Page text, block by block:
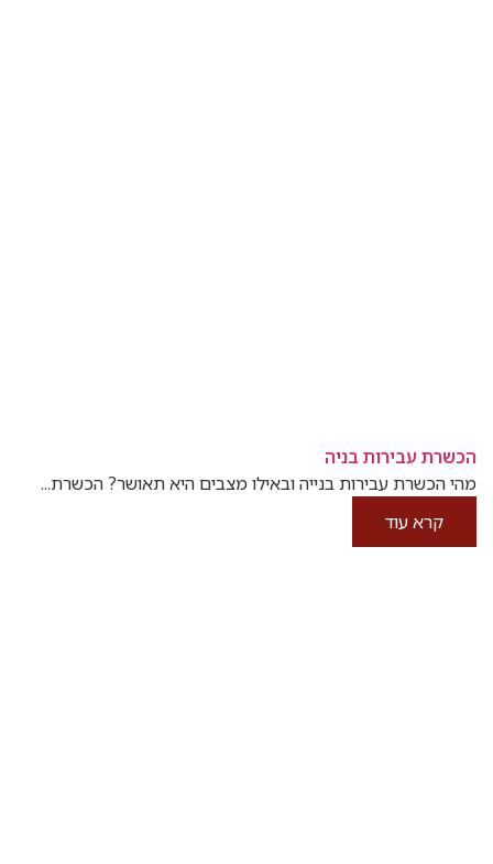
הכשרת עבירות בניה
מהי הכשרת עבירות בנייה ובאילו מצבים היא תאושר? הכשרת...
קרא עוד